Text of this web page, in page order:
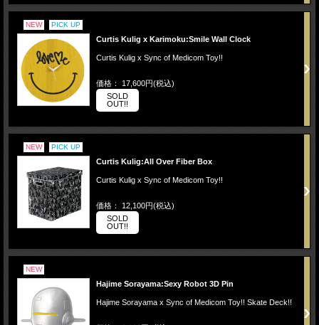
NEW PICK UP
Curtis Kulig x Karimoku:Smile Wall Clock
Curtis Kulig x Sync of Medicom Toy!!
価格： 17,600円(税込)
SOLD
OUT!!
NEW PICK UP
Curtis Kulig:All Over Fiber Box
Curtis Kulig x Sync of Medicom Toy!!
価格： 12,100円(税込)
SOLD
OUT!!
NEW
Hajime Sorayama:Sexy Robot 3D Pin
Hajime Sorayama x Sync of Medicom Toy!! Skate Deck!!